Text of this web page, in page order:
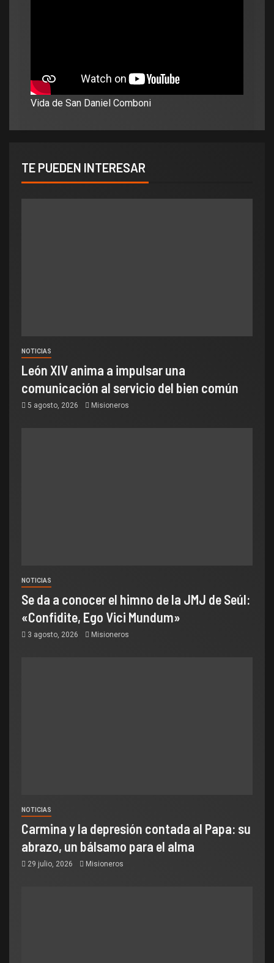
Vida de San Daniel Comboni
TE PUEDEN INTERESAR
NOTICIAS
León XIV anima a impulsar una
comunicación al servicio del bien común
5 agosto, 2026 Misioneros
NOTICIAS
Se da a conocer el himno de la JMJ de Seúl:
«Confidite, Ego Vici Mundum»
3 agosto, 2026 Misioneros
NOTICIAS
Carmina y la depresión contada al Papa: su
abrazo, un bálsamo para el alma
29 julio, 2026 Misioneros